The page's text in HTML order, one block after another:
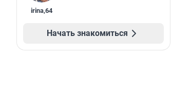
irina,64
Начать знакомиться